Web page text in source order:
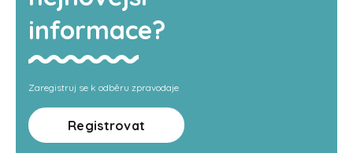
informace?
Zaregistruj se k odběru zpravodaje
Registrovat